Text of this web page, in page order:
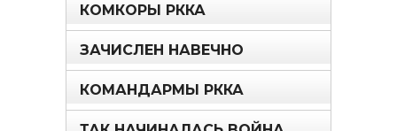
КОМКОРЫ РККА
ЗАЧИСЛЕН НАВЕЧНО
КОМАНДАРМЫ РККА